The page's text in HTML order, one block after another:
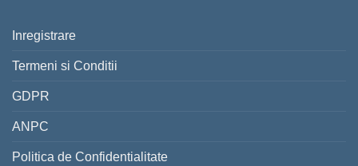
Inregistrare
Termeni si Conditii
GDPR
ANPC
Politica de Confidentialitate